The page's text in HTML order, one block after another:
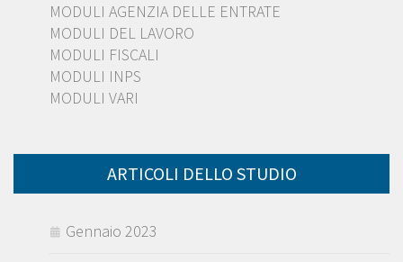
MODULI AGENZIA DELLE ENTRATE
MODULI DEL LAVORO
MODULI FISCALI
MODULI INPS
MODULI VARI
ARTICOLI DELLO STUDIO
Gennaio 2023